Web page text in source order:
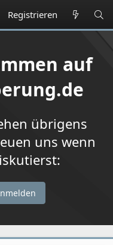
Registrieren
auf
übrigens
uns wenn